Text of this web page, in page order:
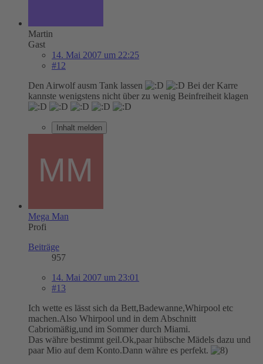
Martin
Gast
14. Mai 2007 um 22:25
#12
Den Airwolf ausm Tank lassen
Bei der Karre
kannste wenigstens nicht über zu wenig Beinfreiheit klagen
Inhalt melden
Mega Man
Profi
Beiträge
957
14. Mai 2007 um 23:01
#13
Ich wette es lässt sich da Bett,Badewanne,Whirpool etc
machen.Also Whirpool und in dem Abschnitt
Cabriomäßig,und im Sommer durch Miami.
Das währe bestimmt geil.Ok,paar hübsche Mädels dazu und
paar Mio auf dem Konto.Dann währe es perfekt.